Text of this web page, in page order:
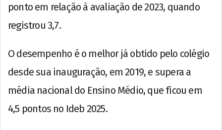
ponto em relação à avaliação de 2023, quando
registrou 3,7.
O desempenho é o melhor já obtido pelo colégio
desde sua inauguração, em 2019, e supera a
média nacional do Ensino Médio, que ficou em
4,5 pontos no Ideb 2025.